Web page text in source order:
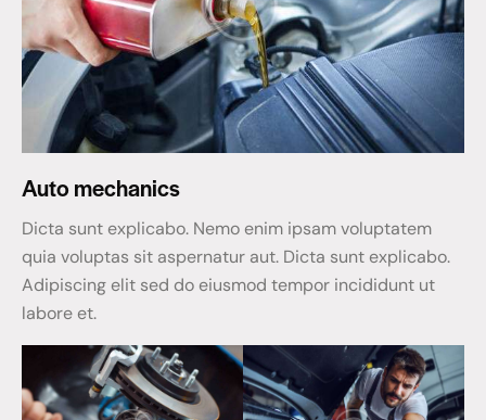
Auto mechanics
Dicta sunt explicabo. Nemo enim ipsam voluptatem
quia voluptas sit aspernatur aut. Dicta sunt explicabo.
Adipiscing elit sed do eiusmod tempor incididunt ut
labore et.